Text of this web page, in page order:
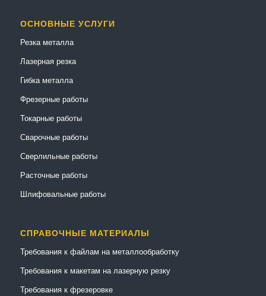
ОСНОВНЫЕ УСЛУГИ
Резка металла
Лазерная резка
Гибка металла
Фрезерные работы
Токарные работы
Сварочные работы
Сверлильные работы
Расточные работы
Шлифовальные работы
СПРАВОЧНЫЕ МАТЕРИАЛЫ
Требования к файлам на металлообработку
Требования к макетам на лазерную резку
Требования к фрезеровке